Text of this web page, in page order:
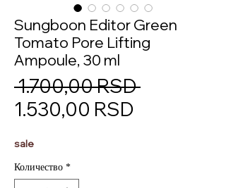
Sungboon Editor Green
Tomato Pore Lifting
Ampoule, 30 ml
1.700,00 RSD Обычная
1.530,00 RSD
sale
Количество *